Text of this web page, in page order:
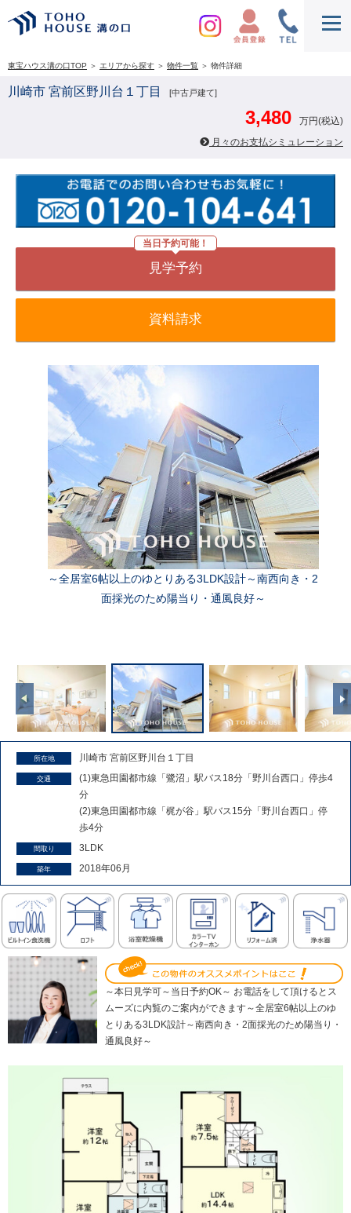
東宝ハウス溝の口TOP ＞ エリアから探す ＞ 物件一覧 ＞ 物件詳細
川崎市 宮前区野川台１丁目 [中古戸建て]
3,480
万円(税込)
月々のお支払シミュレーション
当日予約可能！
見学予約
資料請求
～全居室6帖以上のゆとりある3LDK設計～南西向き・2
面採光のため陽当り・通風良好～
所在地 川崎市 宮前区野川台１丁目
交通
(1)東急田園都市線「鷺沼」駅バス18分「野川台西口」停歩4
分
(2)東急田園都市線「梶が谷」駅バス15分「野川台西口」停
歩4分
間取り 3LDK
築年 2018年06月
～本日見学可～当日予約OK～ お電話をして頂けるとス
ムーズに内覧のご案内ができます～全居室6帖以上のゆ
とりある3LDK設計～南西向き・2面採光のため陽当り・
通風良好～